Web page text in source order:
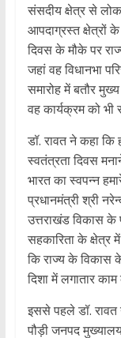
संसदीय क्षेत्र से
आपदाग्रस्त क्षेत्रों
दिवस के मौके पर
जहां वह विधानभा
समारोह में बतौर
वह कार्यक्रम को भी
डॉ. रावत ने कहा कि
स्वतंत्रता दिवस
भारत का स्वपन्न
प्रधानमंत्री श्री
उत्तराखंड विकास के
सहकारिता के क्षेत्र
कि राज्य के विकास
दिशा में लगातार
इससे पहले डॉ.
पौड़ी जनपद